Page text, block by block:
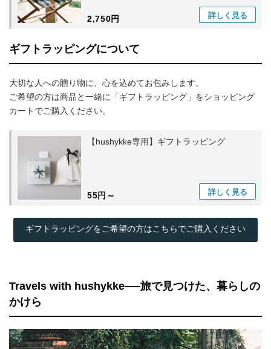
2,750円 詳しく 見る
ギフトラッピングについて
大切な人への贈り物に、心を込めてお包みします。
ご希望の方は商品と一緒に「ギフトラッピング」をショッピング
カートでご購入ください。
【hushykke専用】ギフトラッピング
55円～ 詳しく 見る
ギフトラッピングをご希望の方はこちらでご購入ください
Travels with hushykke──旅で見つけた、暮らしの
かけら